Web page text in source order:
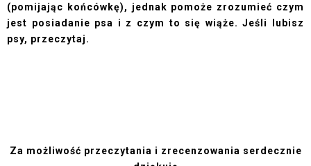
(pomijając końcówkę), jednak pomoże zrozumieć czym
jest posiadanie psa i z czym to się wiąże. Jeśli lubisz
psy, przeczytaj.
Za możliwość przeczytania i zrecenzowania serdecznie